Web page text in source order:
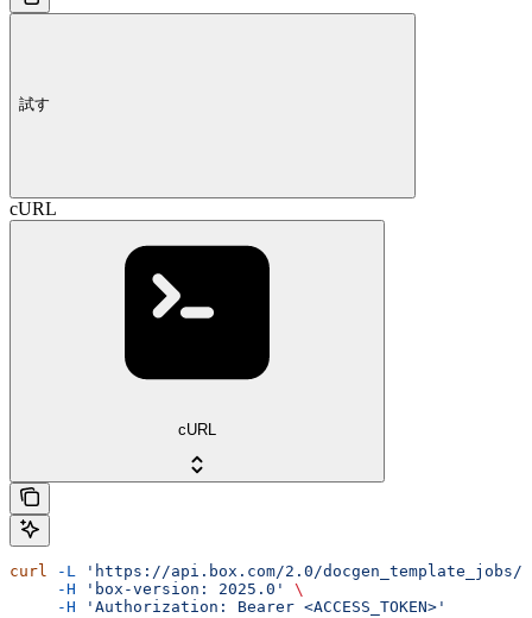
試す
cURL
cURL
curl -L 'https://api.box.com/2.0/docgen_template_jobs/
     -H
'box-version: 2025.0'
\
     -H
'Authorization: Bearer <ACCESS_TOKEN>'